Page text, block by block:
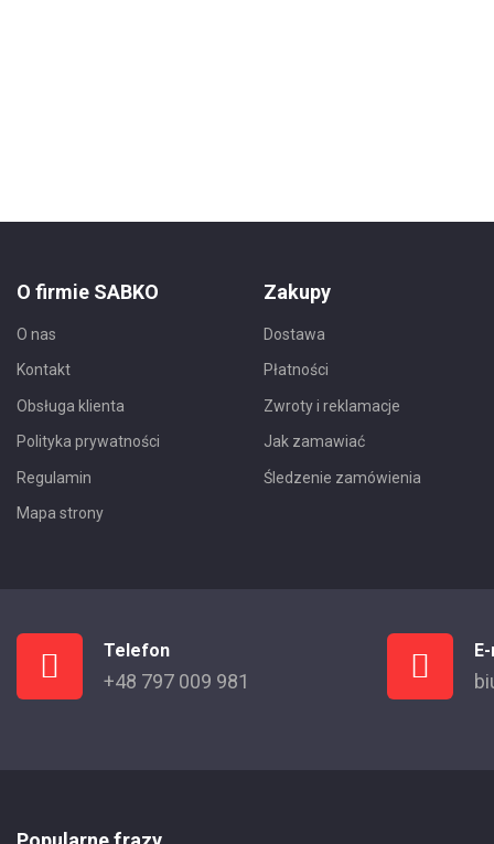
O firmie SABKO
O nas
Kontakt
Obsługa klienta
Polityka prywatności
Regulamin
Mapa strony
Zakupy
Dostawa
Płatności
Zwroty i reklamacje
Jak zamawiać
Śledzenie zamówienia
Telefon
+48 797 009 981